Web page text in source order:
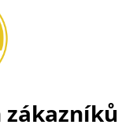
zákazníků